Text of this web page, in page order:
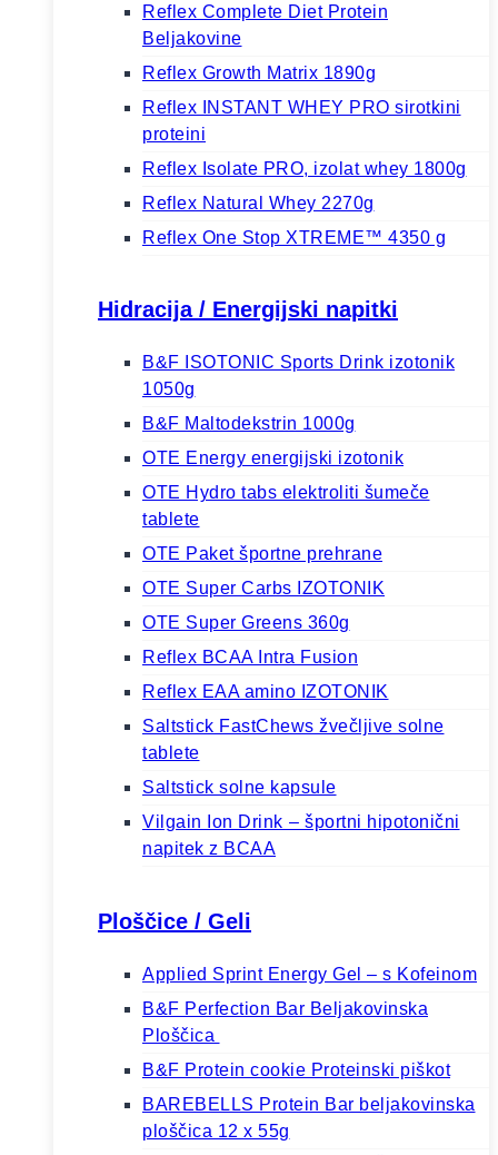
Reflex Complete Diet Protein
Beljakovine
Reflex Growth Matrix 1890g
Reflex INSTANT WHEY PRO sirotkini
proteini
Reflex Isolate PRO, izolat whey 1800g
Reflex Natural Whey 2270g
Reflex One Stop XTREME™ 4350 g
Hidracija / Energijski napitki
B&F ISOTONIC Sports Drink izotonik
1050g
B&F Maltodekstrin 1000g
OTE Energy energijski izotonik
OTE Hydro tabs elektroliti šumeče
tablete
OTE Paket športne prehrane
OTE Super Carbs IZOTONIK
OTE Super Greens 360g
Reflex BCAA Intra Fusion
Reflex EAA amino IZOTONIK
Saltstick FastChews žvečljive solne
tablete
Saltstick solne kapsule
Vilgain Ion Drink ⁠–⁠ športni hipotonični
napitek z BCAA
Ploščice / Geli
Applied Sprint Energy Gel – s Kofeinom
B&F Perfection Bar Beljakovinska
Ploščica
B&F Protein cookie Proteinski piškot
BAREBELLS Protein Bar beljakovinska
ploščica 12 x 55g